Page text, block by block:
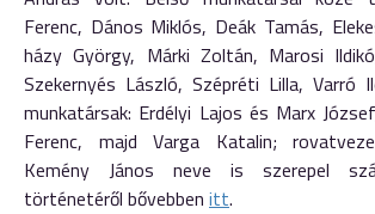
Ferenc, Dános Miklós, Deák Tamás,
házy György, Márki Zoltán, Marosi
Szekernyés László, Szépréti Lilla, Varró
munkatársak: Erdélyi Lajos és Marx
Ferenc, majd Varga Katalin;
Kemény János neve is szerepel
történetéről bővebben itt.